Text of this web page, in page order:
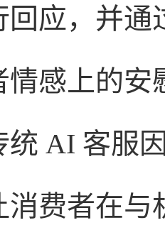
回应，并通
情感上的
统 AI 客服
消费者在与